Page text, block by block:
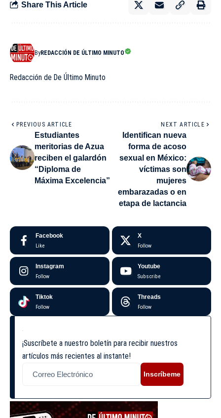
Share This Article
ByREDACCIÓN DE ÚLTIMO MINUTO
Redacción de De Último Minuto
PREVIOUS ARTICLE
Estudiantes
meritorias de Azua
reciben el galardón
“Diploma de
Máxima Excelencia”
NEXT ARTICLE
Identifican nueva
forma de acoso
sexual en México:
víctimas son
mujeres
embarazadas o en
etapa de lactancia
Facebook
Like
X
Follow
Instagram
Follow
Youtube
Subscribe
Tiktok
Follow
Threads
Follow
¡Suscríbete a nuestro boletín para recibir nuestros
artículos más recientes al instante!
Inscríbeme